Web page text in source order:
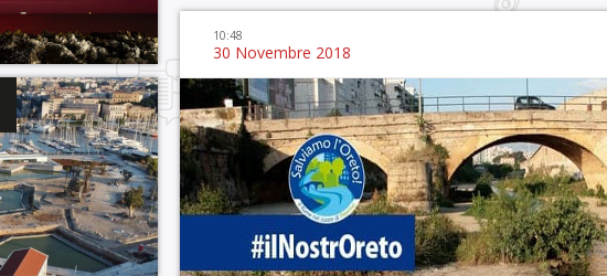
10:48
30 Novembre 2018